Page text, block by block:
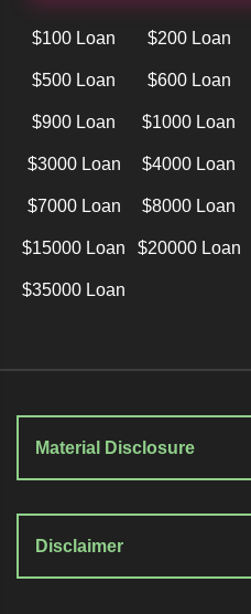
$100 Loan $200 Loan
$500 Loan $600 Loan
$900 Loan $1000 Loan
$3000 Loan $4000 Loan
$7000 Loan $8000 Loan
$15000 Loan $20000 Loan
$35000 Loan
Material Disclosure
Disclaimer